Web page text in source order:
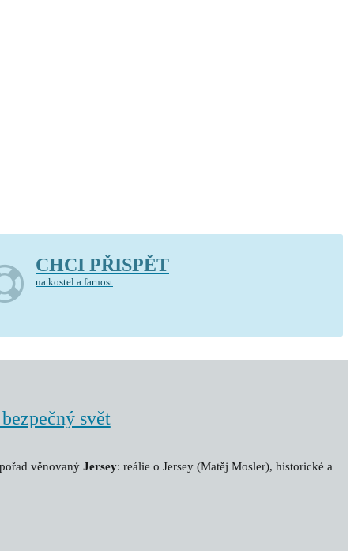
CHCI PŘISPĚT
na kostel a farnost
svět
věnovaný Jersey: reálie o Jersey (Matěj Mosler), historické a